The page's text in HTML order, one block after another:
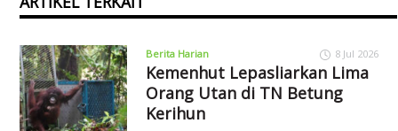
Berita Harian 8 Jul 2026
Kemenhut Lepasliarkan Lima
Orang Utan di TN Betung
Kerihun